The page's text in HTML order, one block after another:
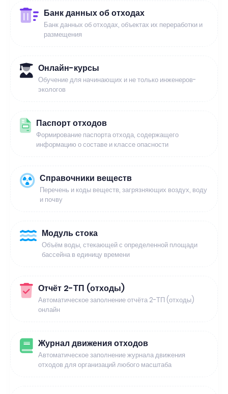
Банк данных об отходах
Банк данных об отходах, объектах их переработки и
размещения
Онлайн-курсы
Обучение для начинающих и не только инженеров-
экологов
Паспорт отходов
Формирование паспорта отхода, содержащего
информацию о составе и классе опасности
Справочники веществ
Перечень и коды веществ, загрязняющих воздух, воду
и почву
Модуль стока
Объём воды, стекающей с определенной площади
бассейна в единицу времени
Отчёт 2-ТП (отходы)
Автоматическое заполнение отчёта 2-ТП (отходы)
онлайн
Журнал движения отходов
Автоматическое заполнение журнала движения
отходов для организаций любого масштаба